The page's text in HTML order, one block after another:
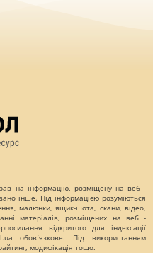
на інформацію, розміщену на веб -
інше. Під інформацією розуміються
малюнки, ящик-шота, скани, відео,
матеріалів, розміщених на веб -
відкритого для індексації
обов`язкове. Під використанням
модифікація тощо.